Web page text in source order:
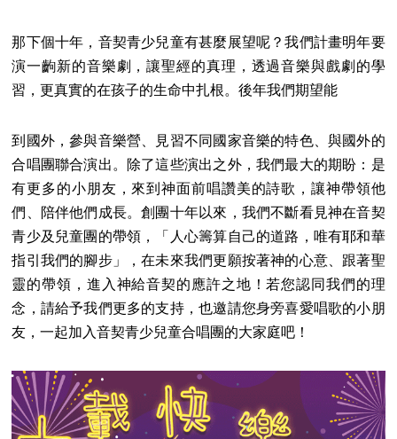
那下個十年，音契青少兒童有甚麼展望呢？我們計畫明年要
演一齣新的音樂劇，讓聖經的真理，透過音樂與戲劇的學
習，更真實的在孩子的生命中扎根。後年我們期望能
到國外，參與音樂營、見習不同國家音樂的特色、與國外的
合唱團聯合演出。除了這些演出之外，我們最大的期盼：是
有更多的小朋友，來到神面前唱讚美的詩歌，讓神帶領他
們、陪伴他們成長。創團十年以來，我們不斷看見神在音契
青少及兒童團的帶領，「人心籌算自己的道路，唯有耶和華
指引我們的腳步」，在未來我們更願按著神的心意、跟著聖
靈的帶領，進入神給音契的應許之地！若您認同我們的理
念，請給予我們更多的支持，也邀請您身旁喜愛唱歌的小朋
友，一起加入音契青少兒童合唱團的大家庭吧！